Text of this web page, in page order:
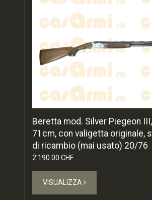
Beretta mod. Silver Piegeon
71cm, con valigetta originale,
di ricambio (mai usato) 20/76
2'190.00 CHF
VISUALIZZA